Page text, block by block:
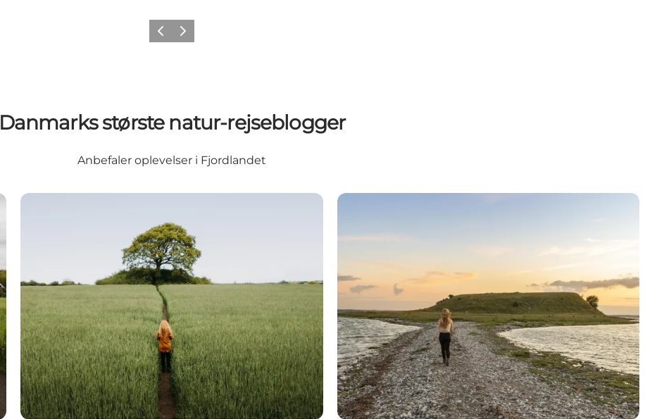
Forrige billede
Næste billede
Danmarks største natur-rejseblogger
Anbefaler oplevelser i Fjordlandet
Sarah Green – Vandretur på Skjoldungestien Sarah Green – Oplevelser ved Roskilde Fjord